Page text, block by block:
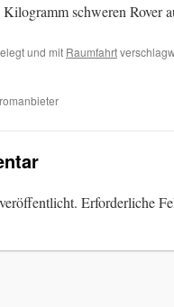
schweren Rover
und mit Raumfahrt
Erforderliche